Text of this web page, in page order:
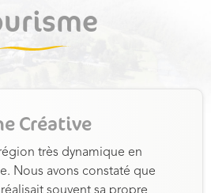
Créative
très dynamique en
Nous avons constaté que